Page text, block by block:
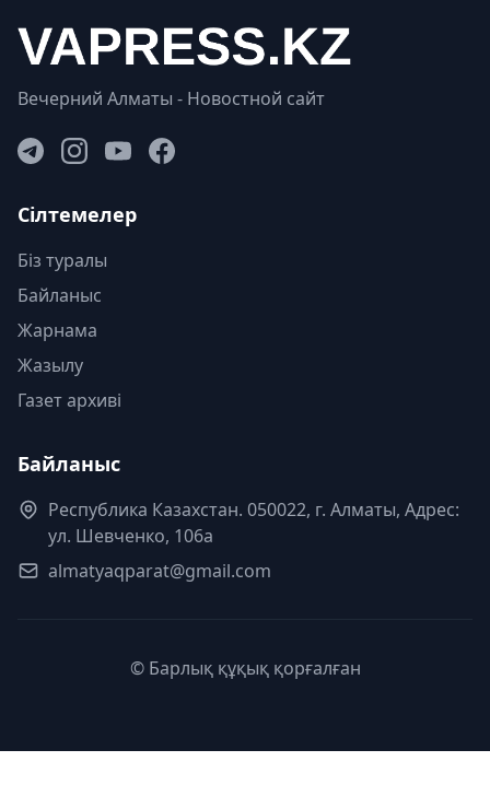
Вечерний Алматы - Новостной сайт
Сілтемелер
Біз туралы
Байланыс
Жарнама
Жазылу
Газет архиві
Байланыс
Республика Казахстан. 050022, г. Алматы, Адрес:
ул. Шевченко, 106а
almatyaqparat@gmail.com
© Барлық құқық қорғалған